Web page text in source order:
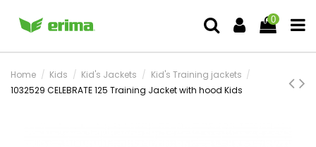
0
Home Kids Kid's Jackets
Kid's Training jackets
1032529 CELEBRATE 125 Training Jacket with hood Kids